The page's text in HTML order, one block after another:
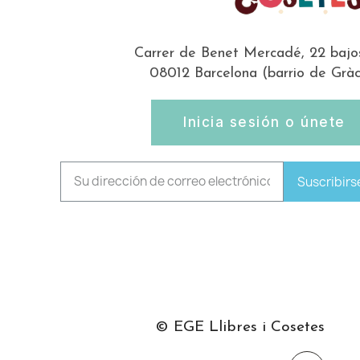
Carrer de Benet Mercadé, 22
08012 Barcelona (barrio de
Inicia sesión o únete
© EGE Llibres i Cosetes